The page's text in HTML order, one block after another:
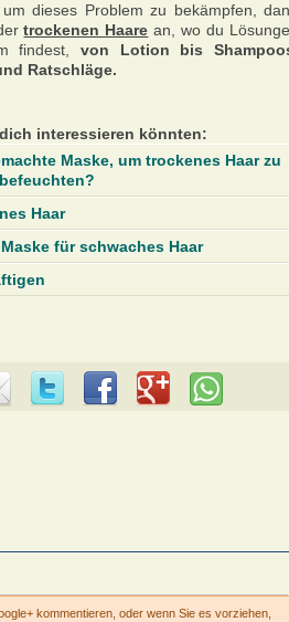
dieses Problem zu bekämpfen,
trockenen Haare an, wo du
findest, von Lotion bis
Ratschläge.
interessieren könnten:
Maske, um trockenes Haar zu
befeuchten?
Haar
für schwaches Haar
kommentieren, oder wenn Sie es vorziehen,